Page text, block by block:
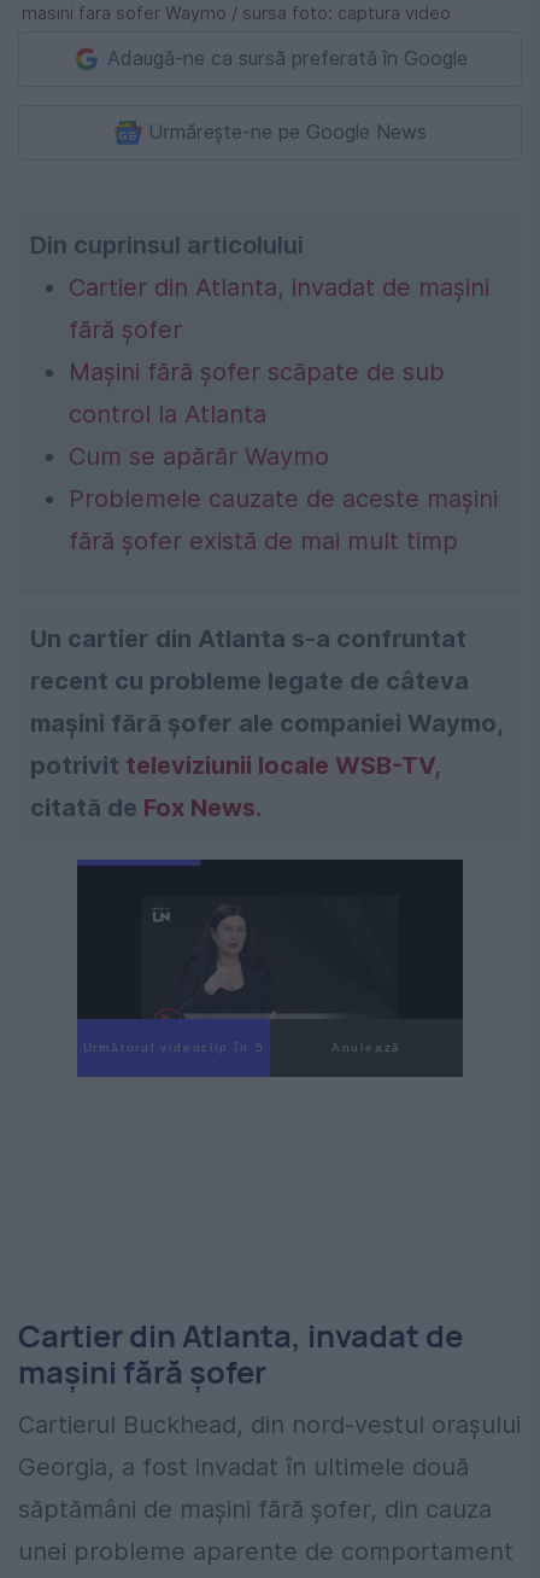
masini fara sofer Waymo / sursa foto: captura video
Adaugă-ne ca sursă preferată în Google
Urmărește-ne pe Google News
Din cuprinsul articolului
Cartier din Atlanta, invadat de mașini
fără șofer
Mașini fără șofer scăpate de sub
control la Atlanta
Cum se apărăr Waymo
Problemele cauzate de aceste mașini
fără șofer există de mai mult timp
Un cartier din Atlanta s-a confruntat
recent cu probleme legate de câteva
mașini fără șofer ale companiei Waymo,
potrivit televiziunii locale WSB-TV,
citată de Fox News.
Următorul videoclip în 4 Anulează
Cartier din Atlanta, invadat de
mașini fără șofer
Cartierul Buckhead, din nord-vestul orașului
Georgia, a fost invadat în ultimele două
săptămâni de mașini fără șofer, din cauza
unei probleme aparente de comportament